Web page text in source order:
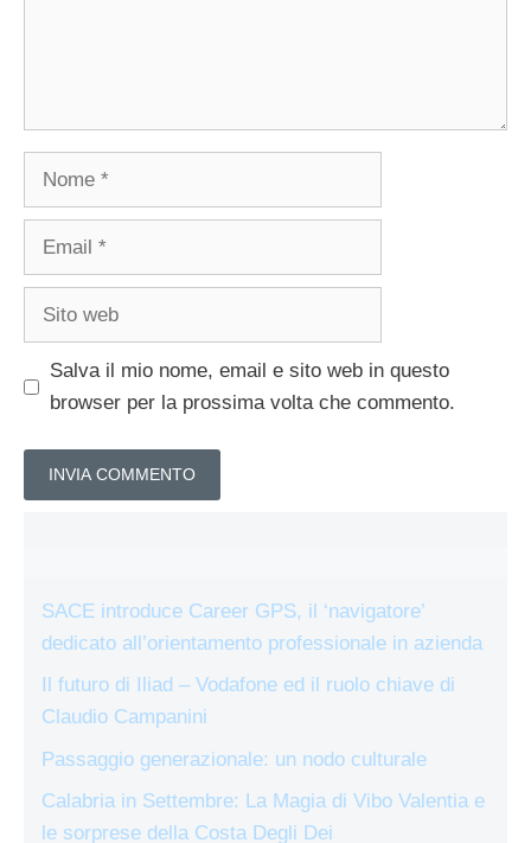
Nome
Email
Sito
Salva il mio nome, email e sito web in questo
browser per la prossima volta che commento.
SACE introduce Career GPS, il ‘navigatore’
dedicato all’orientamento professionale in azienda
Il futuro di Iliad – Vodafone ed il ruolo chiave di
Claudio Campanini
Passaggio generazionale: un nodo culturale
Calabria in Settembre: La Magia di Vibo Valentia e
le sorprese della Costa Degli Dei